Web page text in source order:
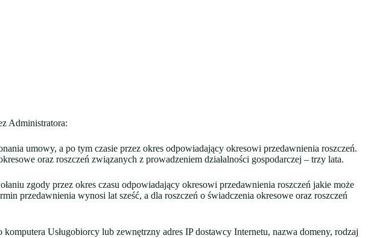
Administratora:
umowy, a po tym czasie przez okres odpowiadający okresowi przedawnienia roszczeń.
oraz roszczeń związanych z prowadzeniem działalności gospodarczej – trzy lata.
zgody przez okres czasu odpowiadający okresowi przedawnienia roszczeń jakie może
przedawnienia wynosi lat sześć, a dla roszczeń o świadczenia okresowe oraz roszczeń
Usługobiorcy lub zewnętrzny adres IP dostawcy Internetu, nazwa domeny, rodzaj